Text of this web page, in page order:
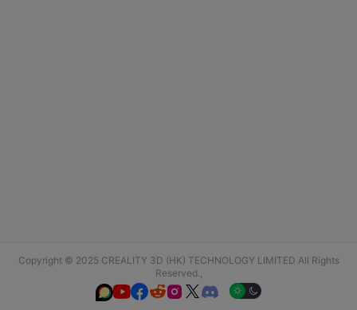
Copyright © 2025 CREALITY 3D (HK) TECHNOLOGY LIMITED All Rights
Reserved.,
  